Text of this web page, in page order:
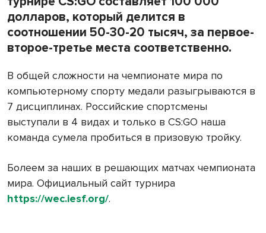
долларов, который делится в
соотношении 50-30-20 тысяч, за первое-
второе-третье места соответственно.
В общей сложности на чемпионате мира по
компьютерному спорту медали разыгрываются в
7 дисциплинах. Российские спортсмены
выступали в 4 видах и только в CS:GO наша
команда сумела пробиться в призовую тройку.
Болеем за наших в решающих матчах чемпионата
мира. Официальный сайт турнира
https://wec.iesf.org/.